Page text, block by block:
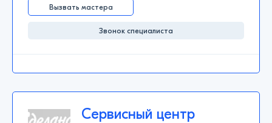
Вызвать мастера
Звонок специалиста
Сервисный центр